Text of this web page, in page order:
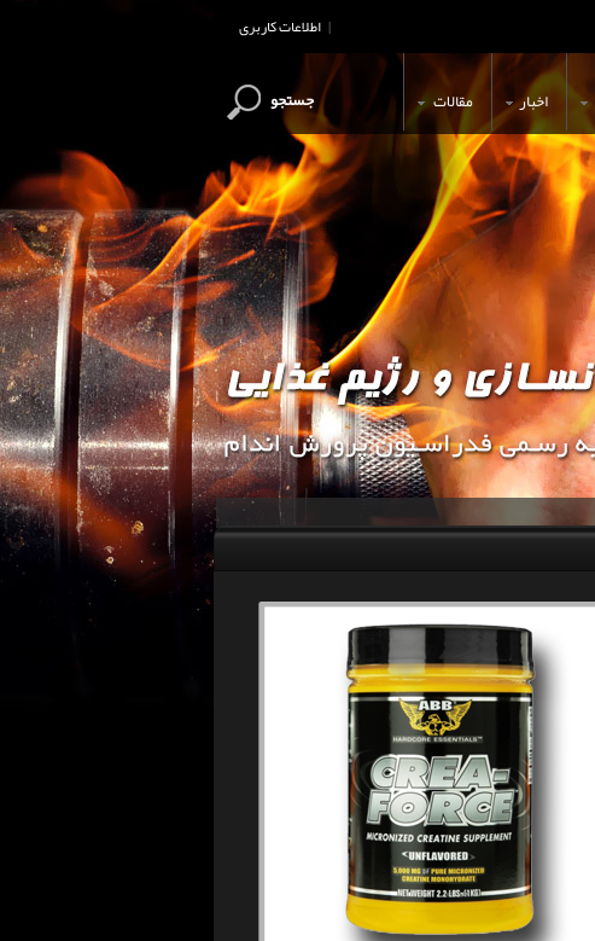
اطلاعات کاربری |
اخبار مقالات جستجو
این وب سایت جهت اطلاع رسانی و